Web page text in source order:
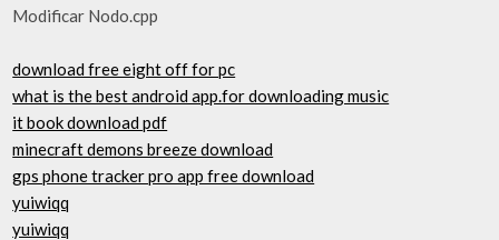
Modificar Nodo.cpp
download free eight off for pc
what is the best android app.for downloading music
it book download pdf
minecraft demons breeze download
gps phone tracker pro app free download
yuiwiqq
yuiwiqq